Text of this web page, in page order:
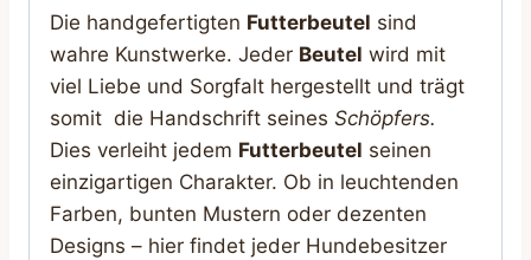
Die handgefertigten Futterbeutel sind
wahre Kunstwerke. Jeder Beutel wird mit
viel Liebe und Sorgfalt hergestellt und trägt
somit die Handschrift seines Schöpfers.
Dies verleiht jedem Futterbeutel seinen
einzigartigen Charakter. Ob in leuchtenden
Farben, bunten Mustern oder dezenten
Designs – hier findet jeder Hundebesitzer